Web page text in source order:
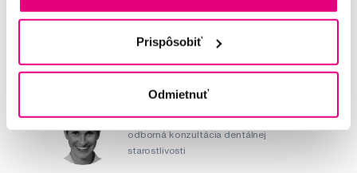
Prispôsobiť
Odmietnuť
Napište našim odborníkům
MUDr. Alena Krugová
odborná konzultácia dentálnej
starostlivosti